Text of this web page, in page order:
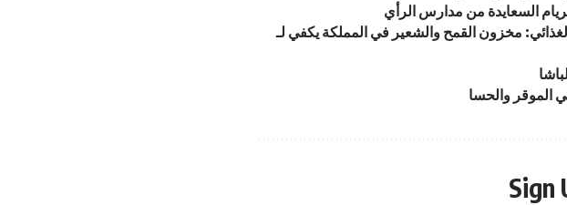
السعايدة من مدارس الرأي
مخزون القمح والشعير في المملكة يكفي لـ
الموقر والحسا
Sign